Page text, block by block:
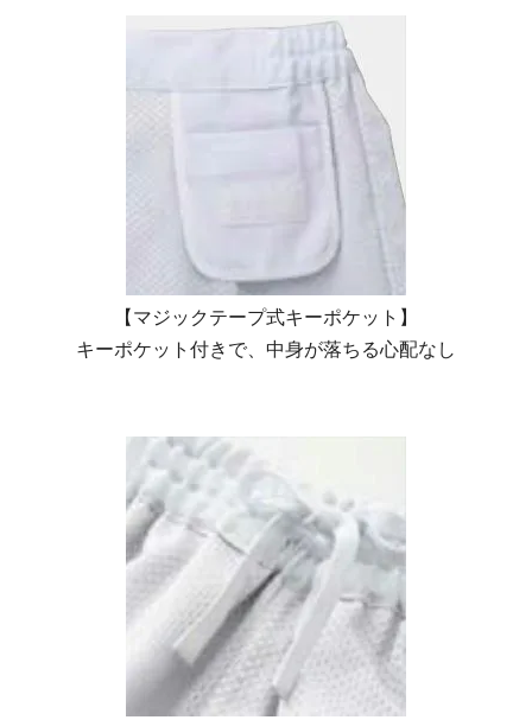
【マジックテープ式キーポケット】
キーポケット付きで、中身が落ちる心配なし